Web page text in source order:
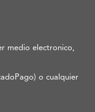
medio electronico,
o cualquier